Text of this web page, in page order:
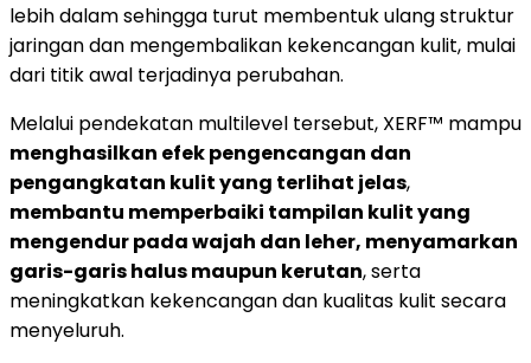
lebih dalam sehingga turut membentuk ulang struktur
jaringan dan mengembalikan kekencangan kulit, mulai
dari titik awal terjadinya perubahan.
Melalui pendekatan multilevel tersebut, XERF™ mampu
menghasilkan efek pengencangan dan
pengangkatan kulit yang terlihat jelas,
membantu memperbaiki tampilan kulit yang
mengendur pada wajah dan leher, menyamarkan
garis-garis halus maupun kerutan, serta
meningkatkan kekencangan dan kualitas kulit secara
menyeluruh.